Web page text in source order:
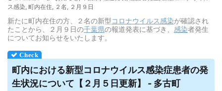
ス感染, 町内在住, ２名 , ２月９日
新たに町内在住の方、２名の新型コロナウイルス感染が確認され
たことから、２月９日の千葉県の報道発表に基づき、 感染者発生
についてお知らせをいたします。
町内における新型コロナウイルス感染症患者の発
生状況について【２月５日更新】 - 多古町